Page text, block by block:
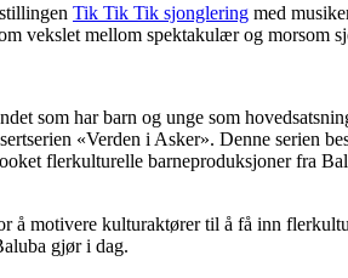
Tik Tik Tik sjonglering med
vekslet mellom spektakulær og morsom
som har barn og unge som
«Verden i Asker». Denne serien
flerkulturelle barneproduksjoner fra
å motivere kulturaktører til å få inn
gjør i dag.